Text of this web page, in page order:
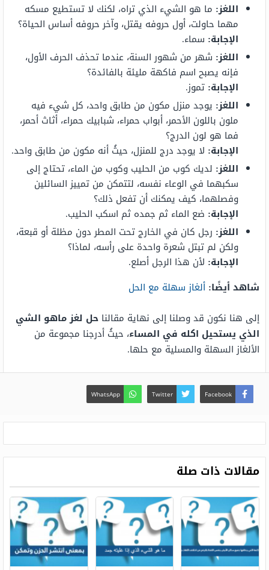
اللغز: ما هو الشيء الذي تراه، لكنك لا تستطيع مسكه
مهما حاولت، أول حروفه يقتل، وآخر حروفه أساس الحياة؟
الإجابة: سماء.
اللغز: شهر من شهور السنة، عندما تحذف الحرف الأول،
فإنه يصبح اسم فاكهة مليئة بالفائدة؟
الإجابة: تموز.
اللغز: يوجد منزل مكون من طابق واحد، كل شيء فيه
ملون باللون الأحمر، أبواب حمراء، شبابيك حمراء، أثاث أحمر،
فما هو لون الدرج؟
الإجابة: لا يوجد درج للمنزل، حيثُ أنه مكون من طابق واحد.
اللغز: لديك كوب من الحليب وكوب من الماء، تحتاج إلى
سكبهما في الوعاء نفسه، لتتمكن من تمييز السائلين
وفصلهما، كيف يمكنك أن تفعل ذلك؟
الإجابة: ضع الماء ثم جمده ثم اسكب الحليب.
اللغز: رجل كان في الخارج تحت المطر دون مظلة أو قبعة،
ولكن لم تبتل شعرة واحدة على رأسه، لماذا؟
الإجابة: لأن هذا الرجل أصلع.
شاهد أيضًا: ألغاز سهلة مع الحل
إلى هنا نكون قد وصلنا إلى نهاية مقالنا حل لغز ماهو الشي
الذي يستحيل اكله في المساء، حيثُ أدرجنا مجموعة من
الألغاز السهلة والمسلية مع حلها.
Facebook
Twitter
WhatsApp
مقالات ذات صلة